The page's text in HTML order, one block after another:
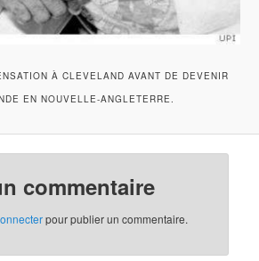
À CLEVELAND AVANT DE DEVENIR
EN NOUVELLE-ANGLETERRE.
commentaire
pour publier un commentaire.